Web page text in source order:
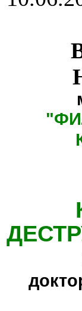
"